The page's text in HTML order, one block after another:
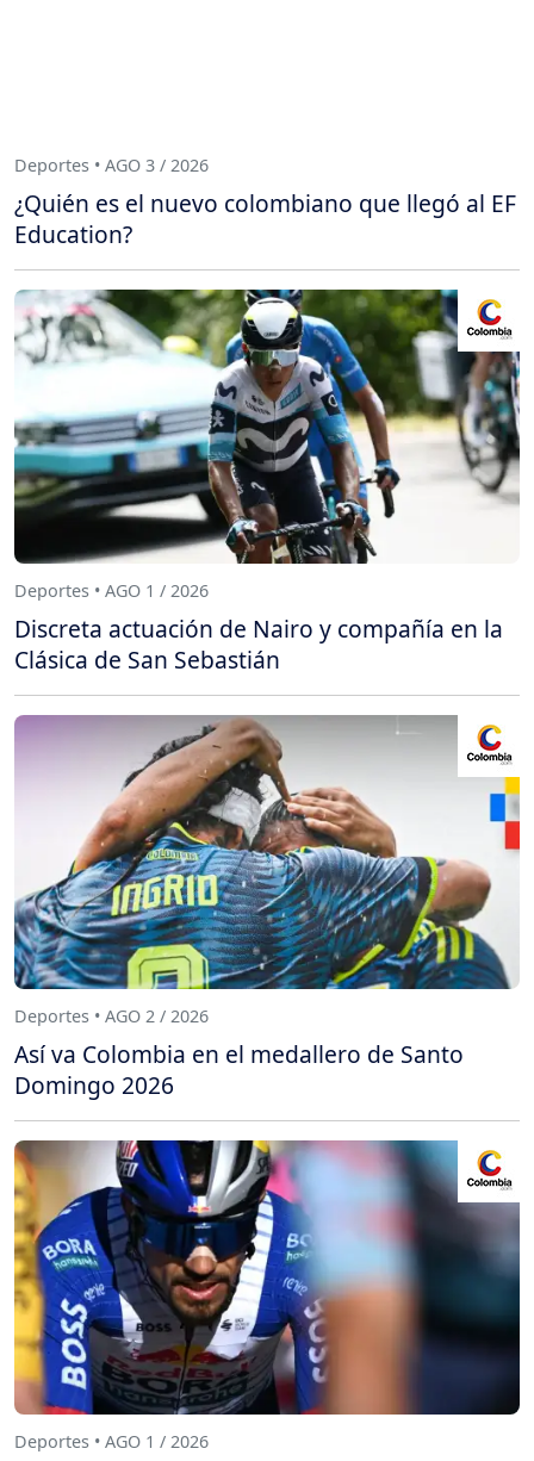
Deportes • AGO 3 / 2026
¿Quién es el nuevo colombiano que llegó al EF
Education?
Deportes • AGO 1 / 2026
Discreta actuación de Nairo y compañía en la
Clásica de San Sebastián
Deportes • AGO 2 / 2026
Así va Colombia en el medallero de Santo
Domingo 2026
Deportes • AGO 1 / 2026